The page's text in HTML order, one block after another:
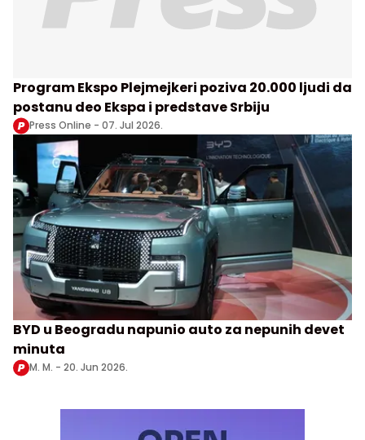
Program Ekspo Plejmejkeri poziva 20.000 ljudi da
postanu deo Ekspa i predstave Srbiju
Press Online - 07. Jul 2026.
BYD u Beogradu napunio auto za nepunih devet
minuta
M. M. - 20. Jun 2026.